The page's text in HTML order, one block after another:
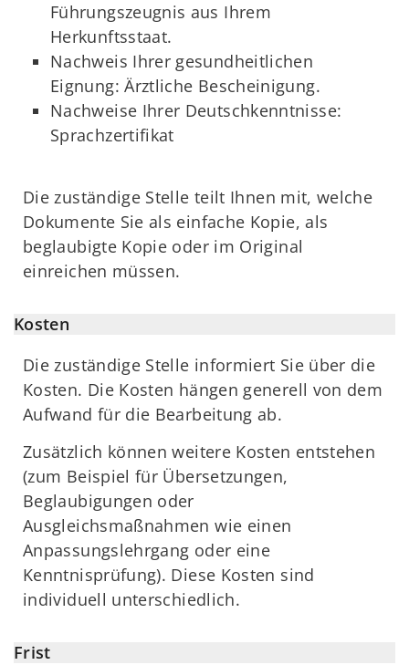
Führungszeugnis aus Ihrem
Herkunftsstaat.
Nachweis Ihrer gesundheitlichen
Eignung: Ärztliche Bescheinigung.
Nachweise Ihrer Deutschkenntnisse:
Sprachzertifikat
Die zuständige Stelle teilt Ihnen mit, welche
Dokumente Sie als einfache Kopie, als
beglaubigte Kopie oder im Original
einreichen müssen.
Kosten
Die zuständige Stelle informiert Sie über die
Kosten. Die Kosten hängen generell von dem
Aufwand für die Bearbeitung ab.
Zusätzlich können weitere Kosten entstehen
(zum Beispiel für Übersetzungen,
Beglaubigungen oder
Ausgleichsmaßnahmen wie einen
Anpassungslehrgang oder eine
Kenntnisprüfung). Diese Kosten sind
individuell unterschiedlich.
Frist